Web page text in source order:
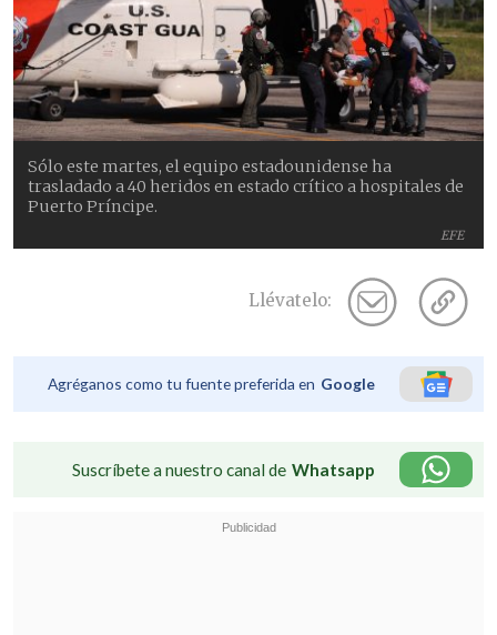
EFE
Sólo este martes, el equipo estadounidense ha
trasladado a 40 heridos en estado crítico a hospitales de
Puerto Príncipe.
Llévatelo:
Agréganos como tu fuente preferida en Google
Suscríbete a nuestro canal de Whatsapp